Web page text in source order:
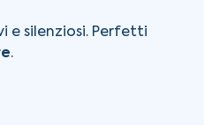
e silenziosi. Perfetti
.